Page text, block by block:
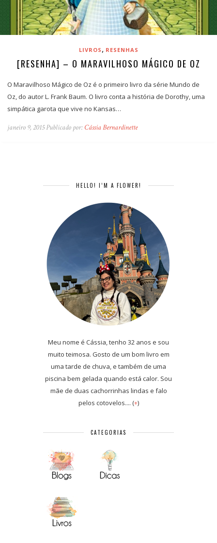
LIVROS , RESENHAS
[RESENHA] – O MARAVILHOSO MÁGICO DE OZ
O Maravilhoso Mágico de Oz é o primeiro livro da série Mundo de
Oz, do autor L. Frank Baum. O livro conta a história de Dorothy, uma
simpática garota que vive no Kansas…
janeiro 9, 2015 Publicado por: Cássia Bernardinette
HELLO! I’M A FLOWER!
Meu nome é Cássia, tenho 32 anos e sou
muito teimosa. Gosto de um bom livro em
uma tarde de chuva, e também de uma
piscina bem gelada quando está calor. Sou
mãe de duas cachorrinhas lindas e falo
pelos cotovelos.... (+)
CATEGORIAS